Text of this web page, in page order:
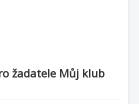
žadatele Můj klub